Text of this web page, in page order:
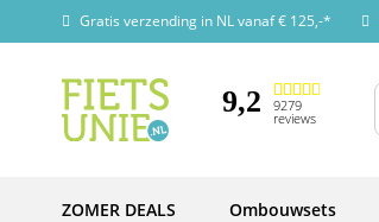
Gratis verzending in NL vanaf € 125,-*
9,2 9279
reviews
ZOMER DEALS Ombouwsets